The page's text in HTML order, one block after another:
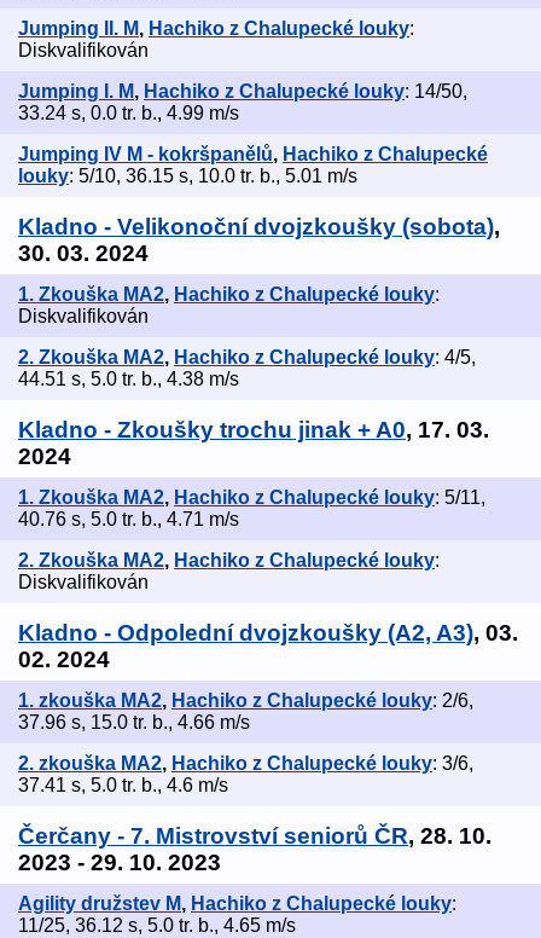
Jumping II. M, Hachiko z Chalupecké louky:
Diskvalifikován
Jumping I. M, Hachiko z Chalupecké louky: 14/50,
33.24 s, 0.0 tr. b., 4.99 m/s
Jumping IV M - kokršpanělů, Hachiko z Chalupecké
louky: 5/10, 36.15 s, 10.0 tr. b., 5.01 m/s
Kladno - Velikonoční dvojzkoušky (sobota),
30. 03. 2024
1. Zkouška MA2, Hachiko z Chalupecké louky:
Diskvalifikován
2. Zkouška MA2, Hachiko z Chalupecké louky: 4/5,
44.51 s, 5.0 tr. b., 4.38 m/s
Kladno - Zkoušky trochu jinak + A0, 17. 03.
2024
1. Zkouška MA2, Hachiko z Chalupecké louky: 5/11,
40.76 s, 5.0 tr. b., 4.71 m/s
2. Zkouška MA2, Hachiko z Chalupecké louky:
Diskvalifikován
Kladno - Odpolední dvojzkoušky (A2, A3), 03.
02. 2024
1. zkouška MA2, Hachiko z Chalupecké louky: 2/6,
37.96 s, 15.0 tr. b., 4.66 m/s
2. zkouška MA2, Hachiko z Chalupecké louky: 3/6,
37.41 s, 5.0 tr. b., 4.6 m/s
Čerčany - 7. Mistrovství seniorů ČR, 28. 10.
2023 - 29. 10. 2023
Agility družstev M, Hachiko z Chalupecké louky:
11/25, 36.12 s, 5.0 tr. b., 4.65 m/s